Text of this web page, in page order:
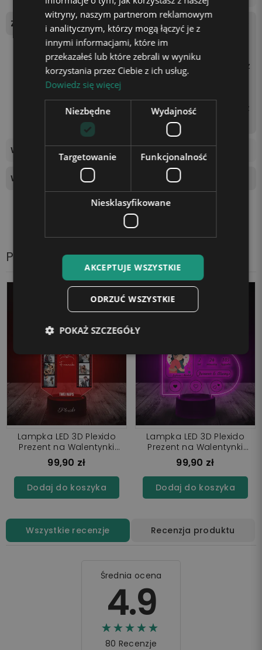
Zasilanie
Podstawka zasilana jest be
zprzewodowo 3 bateriami
AA (brak w zestawie) lub p
oprzez podłączenie kabla z
asilającego do kontaktu z
(np. od telefonu) lub gniaz
da USB w laptopie.
Wymiary tablicy świetlnej 16x18cm
Wysokość podstawki
Produkty z tej samej kategorii
Lampka LED 3D Plexido
Prezent na Walentynki
Twoje Zdjęcia Nadruk UV
99,90 zł
Dodaj do koszyka
Lampka LED 3D Plexido
Prezent na Walentynki
Insta Love
99,90 zł
Dodaj do koszyka
Wszystkie recenzje Recenzja produktu
Średnia ocena
4.9
☆☆☆☆☆
★★★★★
80 Recenzje
witryny, naszym partnerom reklamowym
i analitycznym, którzy mogą łączyć je z
innymi informacjami, które im
przekazałeś lub które zebrali w wyniku
korzystania przez Ciebie z ich usług.
Dowiedz się więcej
Niezbędne Wydajność
Targetowanie Funkcjonalność
Niesklasyfikowane
AKCEPTUJE WSZYSTKIE
ODRZUĆ WSZYSTKIE
POKAŻ SZCZEGÓŁY